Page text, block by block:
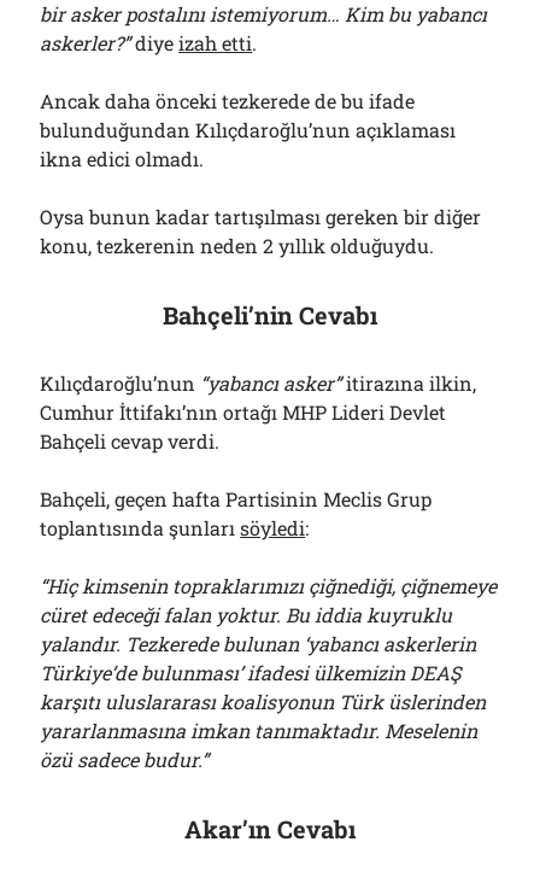
bir asker postalını istemiyorum… Kim bu yabancı
askerler?”diyeizah etti.
Ancak daha önceki tezkerede de bu ifade
bulunduğundan Kılıçdaroğlu’nun açıklaması
ikna edici olmadı.
Oysa bunun kadar tartışılması gereken bir diğer
konu, tezkerenin neden 2 yıllık olduğuydu.
Bahçeli’nin Cevabı
Kılıçdaroğlu’nun “yabancı asker”itirazına ilkin,
Cumhur İttifakı’nın ortağı MHP Lideri Devlet
Bahçeli cevap verdi.
Bahçeli, geçen hafta Partisinin Meclis Grup
toplantısında şunlarısöyledi:
“Hiç kimsenin topraklarımızı çiğnediği, çiğnemeye
cüret edeceği falan yoktur. Bu iddia kuyruklu
yalandır. Tezkerede bulunan ‘yabancı askerlerin
Türkiye’de bulunması’ ifadesi ülkemizin DEAŞ
karşıtı uluslararası koalisyonun Türk üslerinden
yararlanmasına imkan tanımaktadır. Meselenin
özü sadece budur.”
Akar’ın Cevabı